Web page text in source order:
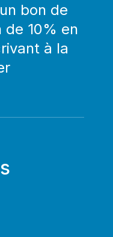
bon de
de 10% en
à la